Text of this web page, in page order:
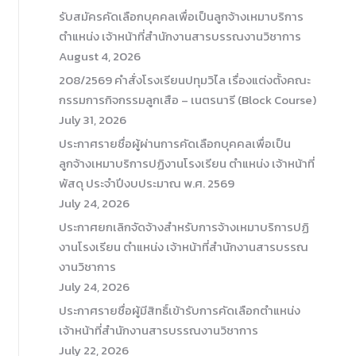
รับสมัครคัดเลือกบุคคลเพื่อเป็นลูกจ้างเหมาบริการ
ตำแหน่ง เจ้าหน้าที่สำนักงานสารบรรณงานวิชาการ
August 4, 2026
208/2569 คำสั่งโรงเรียนปทุมวิไล เรื่องแต่งตั้งคณะ
กรรมการกิจกรรมลูกเสือ – เนตรนารี (Block Course)
July 31, 2026
ประกาศรายชื่อผู้ผ่านการคัดเลือกบุคคลเพื่อเป็น
ลูกจ้างเหมาบริการปฏิงานโรงเรียน ตำแหน่ง เจ้าหน้าที่
พัสดุ ประจำปีงบประมาณ พ.ศ. 2569
July 24, 2026
ประกาศยกเลิกจัดจ้างสำหรับการจ้างเหมาบริการปฏิ
งานโรงเรียน ตำแหน่ง เจ้าหน้าที่สำนักงานสารบรรณ
งานวิชาการ
July 24, 2026
ประกาศรายชื่อผู้มีสิทธิ์เข้ารับการคัดเลือกตำแหน่ง
เจ้าหน้าที่สำนักงานสารบรรณงานวิชาการ
July 22, 2026